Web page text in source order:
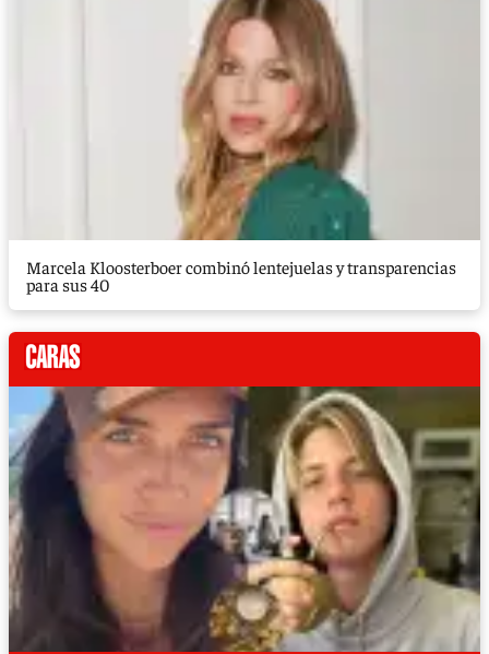
Marcela Kloosterboer combinó lentejuelas y transparencias
para sus 40